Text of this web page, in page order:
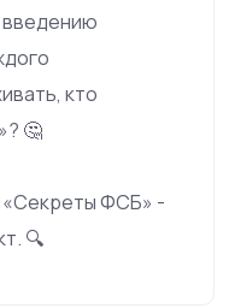
введению
кто
🤔
«Секреты ФСБ» -
🔍